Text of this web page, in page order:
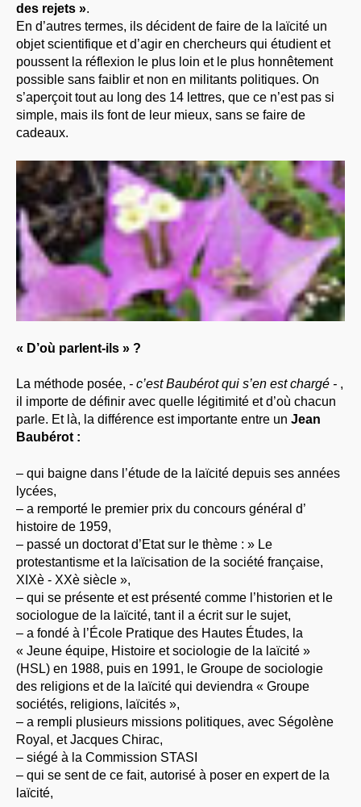
des rejets ».
En d’autres termes, ils décident de faire de la laïcité un
objet scientifique et d’agir en chercheurs qui étudient et
poussent la réflexion le plus loin et le plus honnêtement
possible sans faiblir et non en militants politiques. On
s’aperçoit tout au long des 14 lettres, que ce n’est pas si
simple, mais ils font de leur mieux, sans se faire de
cadeaux.
« D’où parlent-ils » ?
La méthode posée, - c’est Baubérot qui s’en est chargé - ,
il importe de définir avec quelle légitimité et d’où chacun
parle. Et là, la différence est importante entre un Jean
Baubérot :
– qui baigne dans l’étude de la laïcité depuis ses années
lycées,
– a remporté le premier prix du concours général d’
histoire de 1959,
– passé un doctorat d’Etat sur le thème : » Le
protestantisme et la laïcisation de la société française,
XIXè - XXè siècle »,
– qui se présente et est présenté comme l’historien et le
sociologue de la laïcité, tant il a écrit sur le sujet,
– a fondé à l’École Pratique des Hautes Études, la
« Jeune équipe, Histoire et sociologie de la laïcité »
(HSL) en 1988, puis en 1991, le Groupe de sociologie
des religions et de la laïcité qui deviendra « Groupe
sociétés, religions, laïcités »,
– a rempli plusieurs missions politiques, avec Ségolène
Royal, et Jacques Chirac,
– siégé à la Commission STASI
– qui se sent de ce fait, autorisé à poser en expert de la
laïcité,